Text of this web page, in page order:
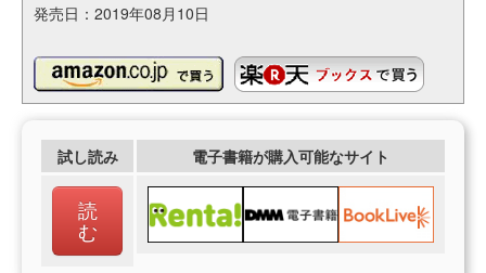
発売日：2019年08月10日
試し読み 電子書籍が購入可能なサイト
読
む